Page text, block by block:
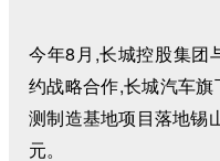
今年8月,长城控股集团
约战略合作,长城汽车
测制造基地项目落地锡
元。